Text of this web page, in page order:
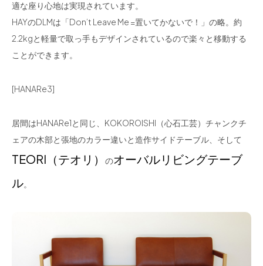
適な座り心地は実現されています。
HAYのDLMは「Don’t Leave Me =置いてかないで！」の略。約
2.2kgと軽量で取っ手もデザインされているので楽々と移動する
ことができます。
[HANARe3]
居間はHANARe1と同じ、KOKOROISHI（心石工芸）チャンクチ
ェアの木部と張地のカラー違いと造作サイドテーブル、そして
TEORI（テオリ） のオーバルリビングテーブ
ル